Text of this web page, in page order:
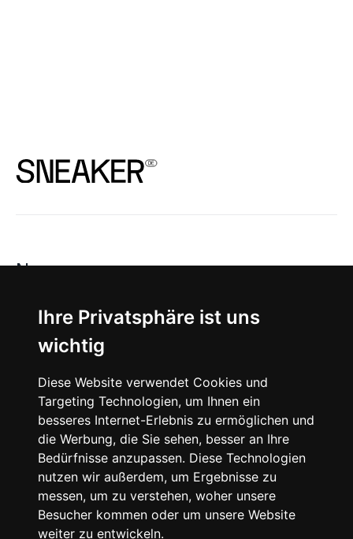
Ihre Privatsphäre ist uns
wichtig
Diese Website verwendet Cookies und
Targeting Technologien, um Ihnen ein
besseres Internet-Erlebnis zu ermöglichen und
die Werbung, die Sie sehen, besser an Ihre
Bedürfnisse anzupassen. Diese Technologien
nutzen wir außerdem, um Ergebnisse zu
messen, um zu verstehen, woher unsere
Besucher kommen oder um unsere Website
weiter zu entwickeln.
News
About
Instagram
Facebook
© 2024 SNEAKERᴰᴱ, All rights reserved.